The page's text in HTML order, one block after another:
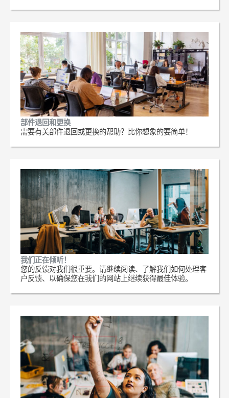
部件退回和更换
需要有关部件退回或更换的帮助？比你想象的要简单！
我们正在倾听！
您的反馈对我们很重要。请继续阅读、了解我们如何处理客
户反馈、以确保您在我们的网站上继续获得最佳体验。